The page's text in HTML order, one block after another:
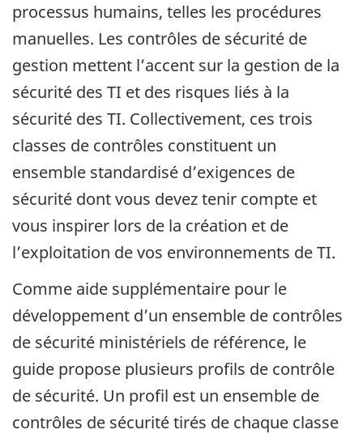
processus humains, telles les procédures
manuelles. Les contrôles de sécurité de
gestion mettent l’accent sur la gestion de la
sécurité des TI et des risques liés à la
sécurité des TI. Collectivement, ces trois
classes de contrôles constituent un
ensemble standardisé d’exigences de
sécurité dont vous devez tenir compte et
vous inspirer lors de la création et de
l’exploitation de vos environnements de TI.
Comme aide supplémentaire pour le
développement d’un ensemble de contrôles
de sécurité ministériels de référence, le
guide propose plusieurs profils de contrôle
de sécurité. Un profil est un ensemble de
contrôles de sécurité tirés de chaque classe